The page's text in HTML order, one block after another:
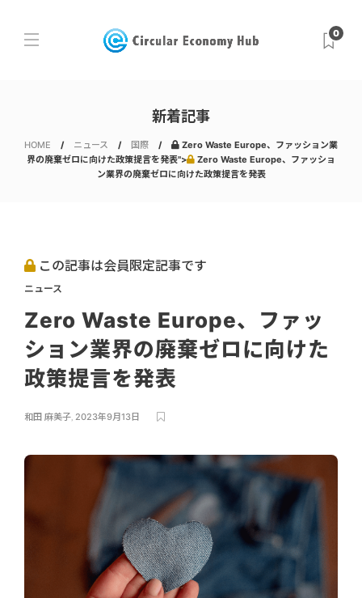
0
新着記事
HOME ニュース 国際
Zero Waste Europe、ファッション業
界の廃棄ゼロに向けた政策提言を発表">
Zero Waste Europe、ファッショ
ン業界の廃棄ゼロに向けた政策提言を発表
この記事は会員限定記事です
ニュース
Zero Waste Europe、ファッ
ション業界の廃棄ゼロに向けた
政策提言を発表
和田 麻美子, 2023年9月13日